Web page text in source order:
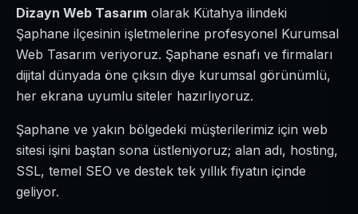
Dizayn Web Tasarım olarak Kütahya ilindeki
Şaphane ilçesinin işletmelerine profesyonel Kurumsal
Web Tasarım veriyoruz. Şaphane esnafı ve firmaları
dijital dünyada öne çıksın diye kurumsal görünümlü,
her ekrana uyumlu siteler hazırlıyoruz.
Şaphane ve yakın bölgedeki müşterilerimiz için web
sitesi işini baştan sona üstleniyoruz; alan adı, hosting,
SSL, temel SEO ve destek tek yıllık fiyatın içinde
geliyor.